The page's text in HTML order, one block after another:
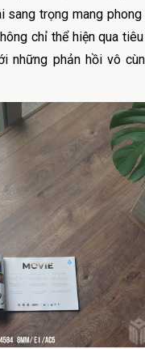
trọng mang phong
chỉ thể hiện qua
những phản hồi vô